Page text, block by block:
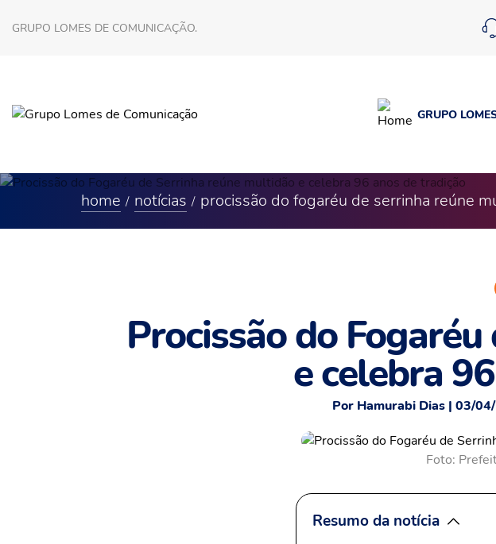
GRUPO LOMES DE COMUNICAÇÃO.
GRUPO
home notícias procissão do fogaréu de serrinha reúne
Procissão do
e celebra
Por Hamurabi Dias | 03/
Foto:
Resumo da notícia